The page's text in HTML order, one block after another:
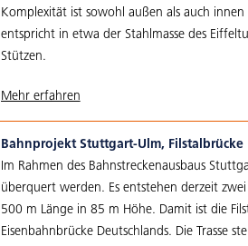
Komplexität ist sowohl außen als auch
entspricht in etwa der Stahlmasse des
Stützen.
Mehr erfahren
Bahnprojekt Stuttgart-Ulm, Filstalbrücke
Im Rahmen des Bahnstreckenausbaus
überquert werden. Es entstehen derzeit
500 m Länge in 85 m Höhe. Damit ist die
Eisenbahnbrücke Deutschlands. Die Trasse